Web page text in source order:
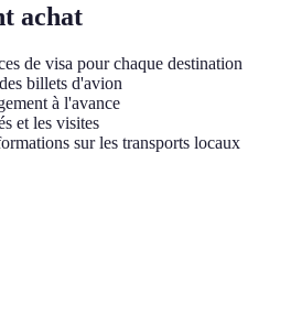
achat
de visa pour chaque destination
billets d'avion
à l'avance
et les visites
sur les transports locaux